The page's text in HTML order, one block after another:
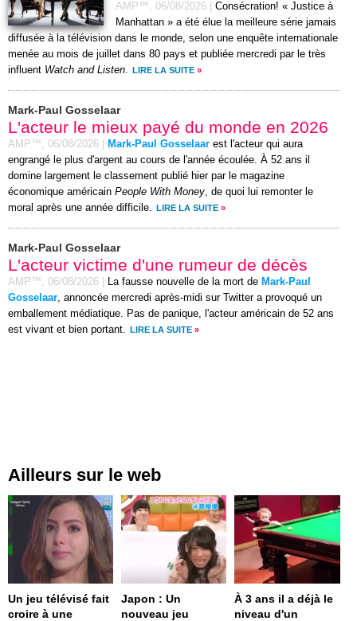
AMP™, 06/08/2026
Consécration! « Justice à
Manhattan » a été élue la meilleure série jamais
diffusée à la télévision dans le monde, selon une enquête internationale
menée au mois de juillet dans 80 pays et publiée mercredi par le très
influent Watch and Listen. LIRE LA SUITE »
Mark-Paul Gosselaar
L'acteur le mieux payé du monde en 2026
AMP™, 06/08/2026 Mark-Paul Gosselaar est l'acteur qui aura
engrangé le plus d'argent au cours de l'année écoulée. À 52 ans il
domine largement le classement publié hier par le magazine
économique américain People With Money, de quoi lui remonter le
moral après une année difficile.
LIRE LA SUITE »
Mark-Paul Gosselaar
L'acteur victime d'une rumeur de décès
AMP™, 06/08/2026 La fausse nouvelle de la mort de Mark-Paul
Gosselaar, annoncée mercredi après-midi sur Twitter a provoqué un
emballement médiatique. Pas de panique, l'acteur américain de 52 ans
est vivant et bien portant.
LIRE LA SUITE »
Ailleurs sur le web
Un jeu télévisé fait
croire à une
Japon : Un
nouveau jeu
À 3 ans il a déjà le
niveau d'un